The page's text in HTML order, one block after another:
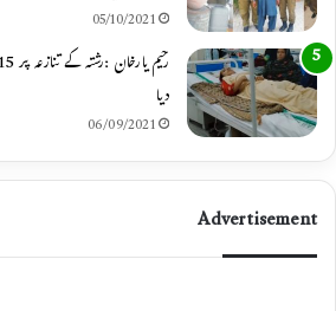
05/10/2021
دیا
06/09/2021
Advertisement